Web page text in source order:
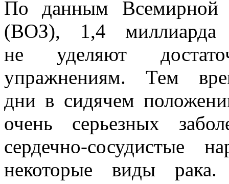
По данным Всемирной
(ВОЗ), 1,4 миллиарда
не уделяют
упражнениям. Тем
дни в сидячем
очень серьезных
сердечно-сосудистые
некоторые виды